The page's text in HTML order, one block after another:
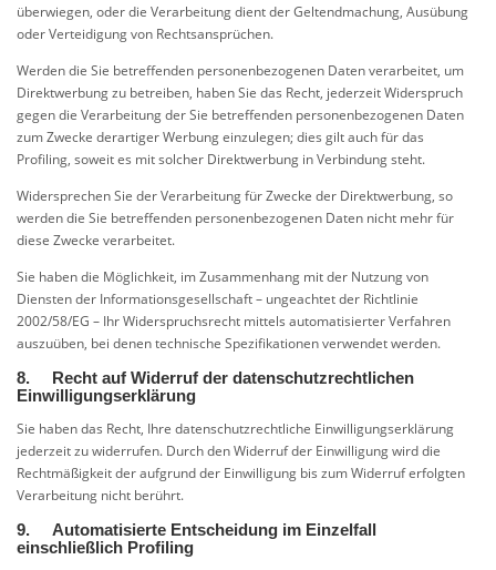
überwiegen, oder die Verarbeitung dient der Geltendmachung, Ausübung
oder Verteidigung von Rechtsansprüchen.
Werden die Sie betreffenden personenbezogenen Daten verarbeitet, um
Direktwerbung zu betreiben, haben Sie das Recht, jederzeit Widerspruch
gegen die Verarbeitung der Sie betreffenden personenbezogenen Daten
zum Zwecke derartiger Werbung einzulegen; dies gilt auch für das
Profiling, soweit es mit solcher Direktwerbung in Verbindung steht.
Widersprechen Sie der Verarbeitung für Zwecke der Direktwerbung, so
werden die Sie betreffenden personenbezogenen Daten nicht mehr für
diese Zwecke verarbeitet.
Sie haben die Möglichkeit, im Zusammenhang mit der Nutzung von
Diensten der Informationsgesellschaft – ungeachtet der Richtlinie
2002/58/EG – Ihr Widerspruchsrecht mittels automatisierter Verfahren
auszuüben, bei denen technische Spezifikationen verwendet werden.
8. Recht auf Widerruf der datenschutzrechtlichen
Einwilligungserklärung
Sie haben das Recht, Ihre datenschutzrechtliche Einwilligungserklärung
jederzeit zu widerrufen. Durch den Widerruf der Einwilligung wird die
Rechtmäßigkeit der aufgrund der Einwilligung bis zum Widerruf erfolgten
Verarbeitung nicht berührt.
9. Automatisierte Entscheidung im Einzelfall
einschließlich Profiling